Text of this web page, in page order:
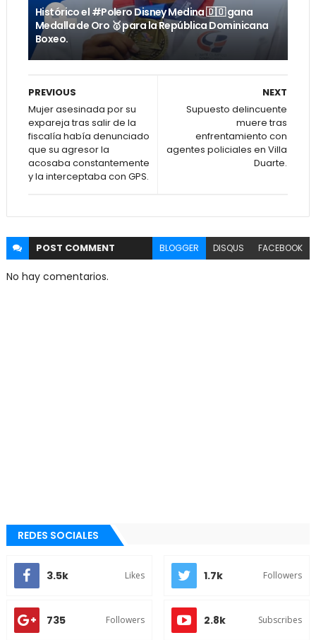
Histórico el #Polero Disney Medina 🇩🇴 gana
Medalla de Oro 🥇 para la República Dominicana
Boxeo.
NEXT
Supuesto delincuente
muere tras
enfrentamiento con
agentes policiales en Villa
Duarte.
PREVIOUS
Mujer asesinada por su
expareja tras salir de la
fiscalía había denunciado
que su agresor la
acosaba constantemente
y la interceptaba con GPS.
POST COMMENT BLOGGER DISQUS FACEBOOK
No hay comentarios.
REDES SOCIALES
3.5k Likes 1.7k Followers
735 Followers 2.8k Subscribes